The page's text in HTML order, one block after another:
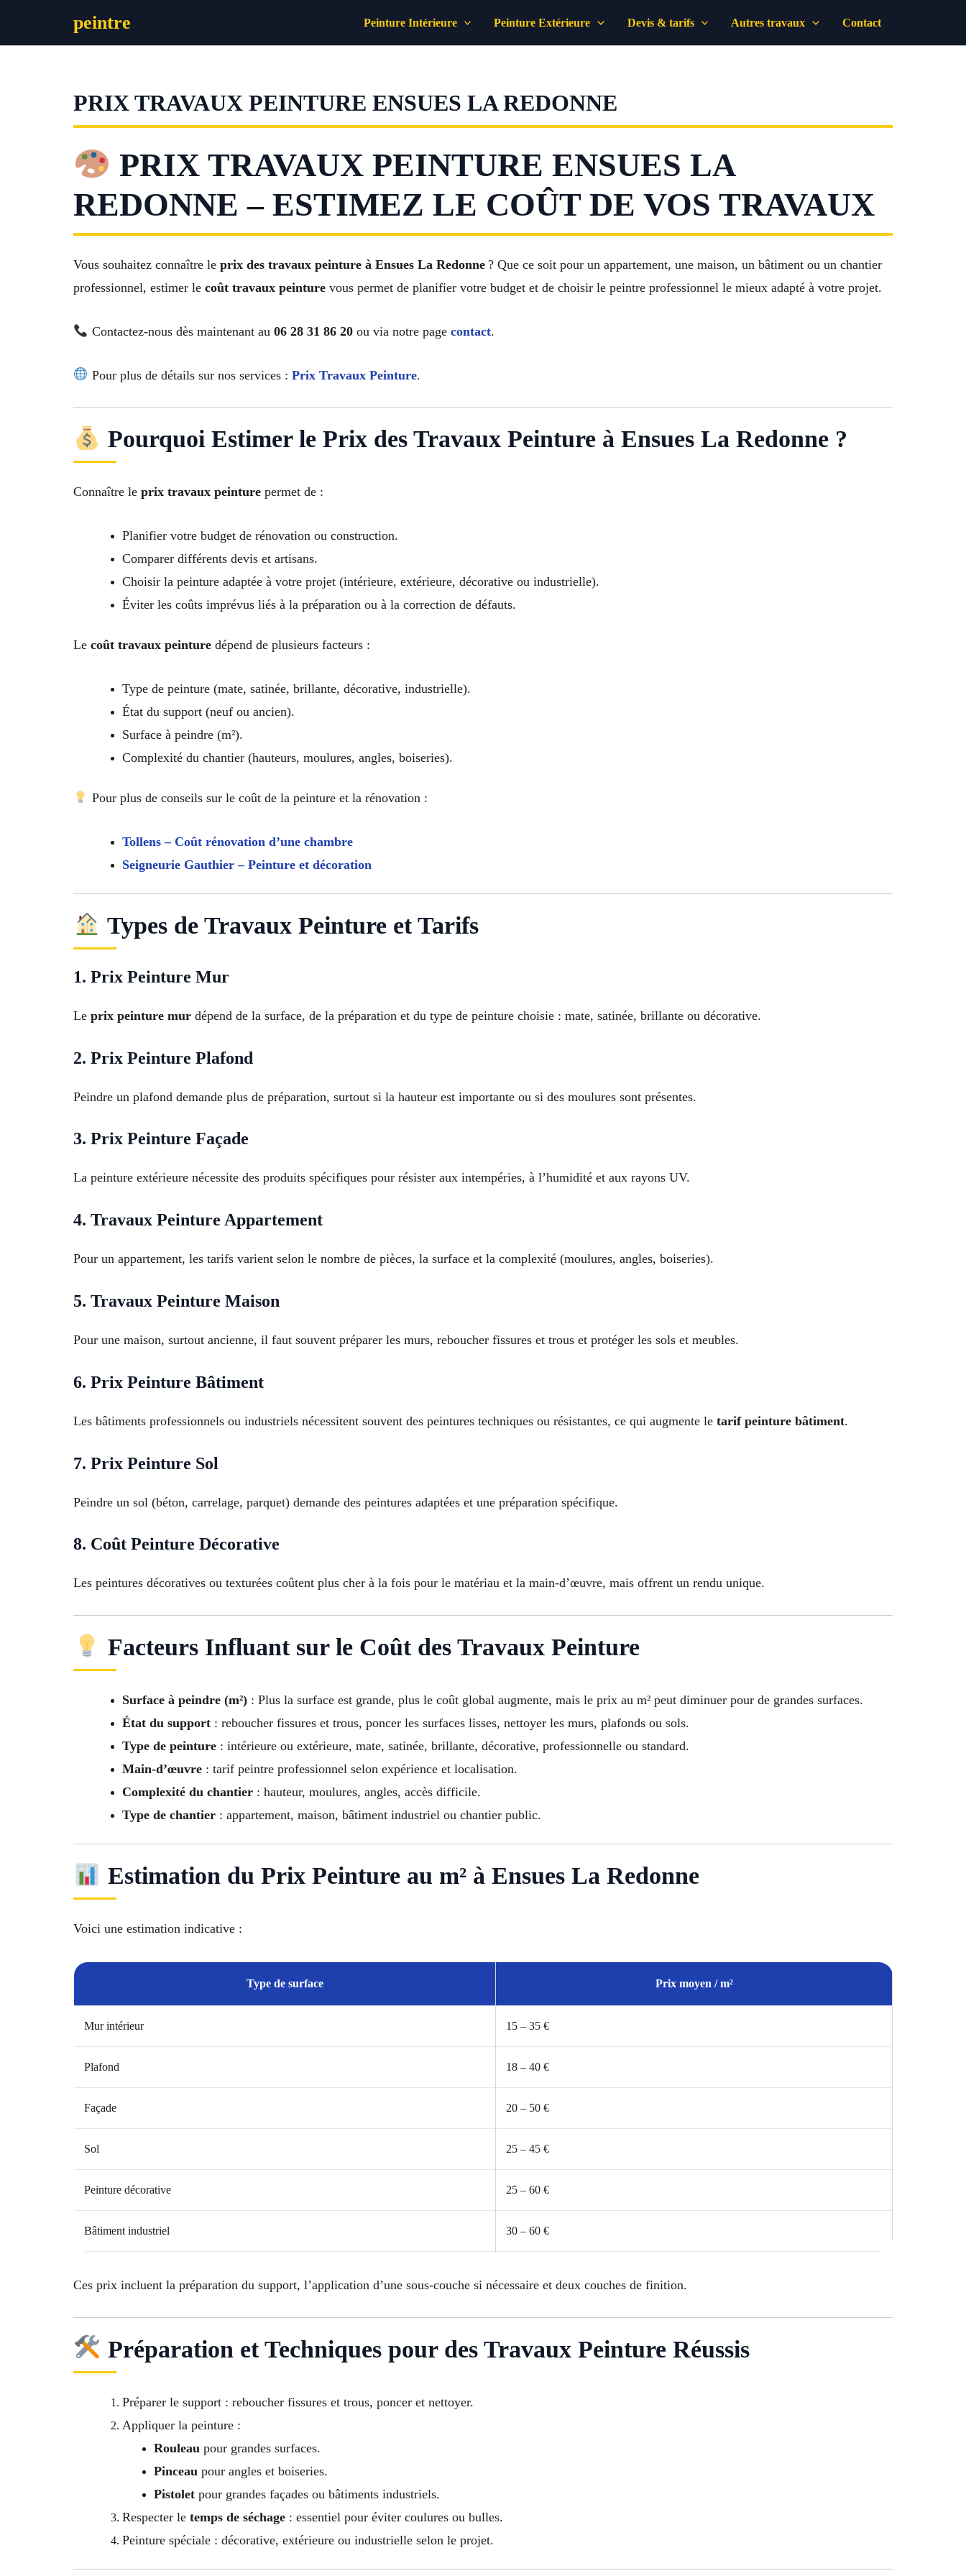
contenu
peintre Peinture Intérieure Peinture Extérieure Devis & tarifs Autres travaux Contact
PRIX TRAVAUX PEINTURE ENSUES LA REDONNE
PRIX TRAVAUX PEINTURE ENSUES LA
REDONNE – ESTIMEZ LE COÛT DE VOS TRAVAUX
Vous souhaitez connaître le prix des travaux peinture à Ensues La Redonne ? Que ce soit pour un appartement, une maison, un bâtiment ou un chantier
professionnel, estimer le coût travaux peinture vous permet de planifier votre budget et de choisir le peintre professionnel le mieux adapté à votre projet.
Contactez-nous dès maintenant au 06 28 31 86 20ou via notre page contact.
Pour plus de détails sur nos services : Prix Travaux Peinture.
Pourquoi Estimer le Prix des Travaux Peinture à Ensues La Redonne ?
Connaître le prix travaux peinture permet de :
Planifier votre budget de rénovation ou construction.
Comparer différents devis et artisans.
Choisir la peinture adaptée à votre projet (intérieure, extérieure, décorative ou industrielle).
Éviter les coûts imprévus liés à la préparation ou à la correction de défauts.
Le coût travaux peinture dépend de plusieurs facteurs :
Type de peinture (mate, satinée, brillante, décorative, industrielle).
État du support (neuf ou ancien).
Surface à peindre (m²).
Complexité du chantier (hauteurs, moulures, angles, boiseries).
Pour plus de conseils sur le coût de la peinture et la rénovation :
Tollens – Coût rénovation d’une chambre
Seigneurie Gauthier – Peinture et décoration
Types de Travaux Peinture et Tarifs
1. Prix Peinture Mur
Le prix peinture mur dépend de la surface, de la préparation et du type de peinture choisie : mate, satinée, brillante ou décorative.
2. Prix Peinture Plafond
Peindre un plafond demande plus de préparation, surtout si la hauteur est importante ou si des moulures sont présentes.
3. Prix Peinture Façade
La peinture extérieure nécessite des produits spécifiques pour résister aux intempéries, à l’humidité et aux rayons UV.
4. Travaux Peinture Appartement
Pour un appartement, les tarifs varient selon le nombre de pièces, la surface et la complexité (moulures, angles, boiseries).
5. Travaux Peinture Maison
Pour une maison, surtout ancienne, il faut souvent préparer les murs, reboucher fissures et trous et protéger les sols et meubles.
6. Prix Peinture Bâtiment
Les bâtiments professionnels ou industriels nécessitent souvent des peintures techniques ou résistantes, ce qui augmente le tarif peinture bâtiment.
7. Prix Peinture Sol
Peindre un sol (béton, carrelage, parquet) demande des peintures adaptées et une préparation spécifique.
8. Coût Peinture Décorative
Les peintures décoratives ou texturées coûtent plus cher à la fois pour le matériau et la main-d’œuvre, mais offrent un rendu unique.
Facteurs Influant sur le Coût des Travaux Peinture
Surface à peindre (m²) : Plus la surface est grande, plus le coût global augmente, mais le prix au m² peut diminuer pour de grandes surfaces.
État du support : reboucher fissures et trous, poncer les surfaces lisses, nettoyer les murs, plafonds ou sols.
Type de peinture : intérieure ou extérieure, mate, satinée, brillante, décorative, professionnelle ou standard.
Main-d’œuvre : tarif peintre professionnel selon expérience et localisation.
Complexité du chantier : hauteur, moulures, angles, accès difficile.
Type de chantier : appartement, maison, bâtiment industriel ou chantier public.
Estimation du Prix Peinture au m² à Ensues La Redonne
Voici une estimation indicative :
Type de surface Prix moyen / m²
Mur intérieur 15 – 35 €
Plafond 18 – 40 €
Façade 20 – 50 €
Sol 25 – 45 €
Peinture décorative 25 – 60 €
Bâtiment industriel 30 – 60 €
Ces prix incluent la préparation du support, l’application d’une sous-couche si nécessaire et deux couches de finition.
Préparation et Techniques pour des Travaux Peinture Réussis
Préparer le support : reboucher fissures et trous, poncer et nettoyer.
Appliquer la peinture :
Rouleau pour grandes surfaces.
Pinceau pour angles et boiseries.
Pistolet pour grandes façades ou bâtiments industriels.
Respecter le temps de séchage : essentiel pour éviter coulures ou bulles.
Peinture spéciale : décorative, extérieure ou industrielle selon le projet.